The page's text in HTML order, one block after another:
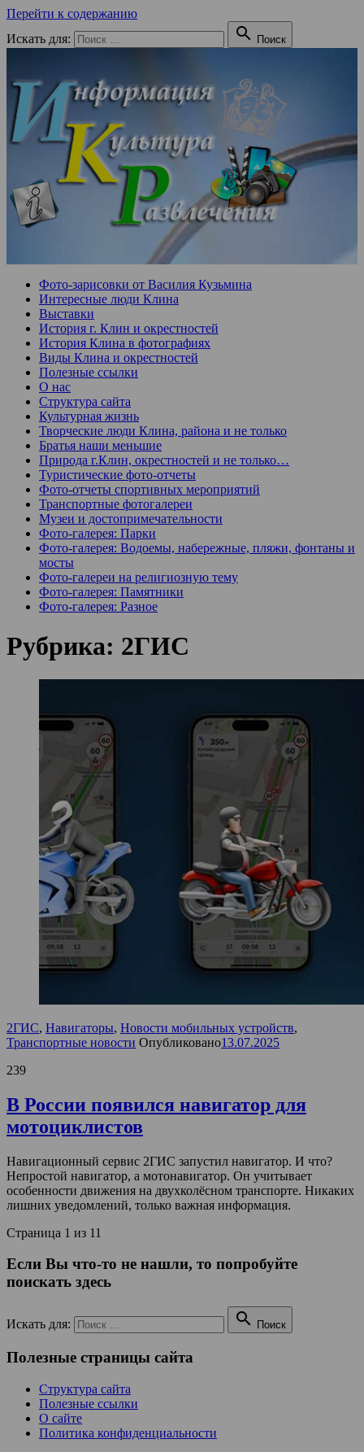
Перейти к содержанию
Искать для:
 Поиск
Фото-зарисовки от Василия Кузьмина
Интересные люди Клина
Выставки
История г. Клин и окрестностей
История Клина в фотографиях
Виды Клина и окрестностей
Полезные ссылки
О нас
Структура сайта
Культурная жизнь
Творческие люди Клина, района и не только
Братья наши меньшие
Природа г.Клин, окрестностей и не только…
Туристические фото-отчеты
Фото-отчеты спортивных мероприятий
Транспортные фотогалереи
Музеи и достопримечательности
Фото-галерея: Парки
Фото-галерея: Водоемы, набережные, пляжи, фонтаны и
мосты
Фото-галереи на религиозную тему
Фото-галерея: Памятники
Фото-галерея: Разное
Рубрика: 2ГИС
2ГИС, Навигаторы, Новости мобильных устройств,
Транспортные новости Опубликовано13.07.2025
239
В России появился навигатор для
мотоциклистов
Навигационный сервис 2ГИС запустил навигатор. И что?
Непростой навигатор, а мотонавигатор. Он учитывает
особенности движения на двухколёсном транспорте. Никаких
лишних уведомлений, только важная информация.
Страница 1 из 11
Если Вы что-то не нашли, то попробуйте
поискать здесь
Искать для:  Поиск
Полезные страницы сайта
Структура сайта
Полезные ссылки
О сайте
Политика конфиденциальности